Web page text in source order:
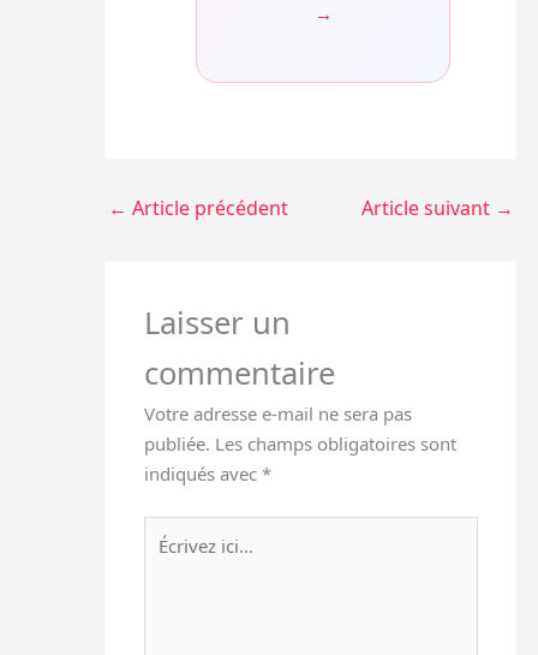
→
← Article précédent Article suivant →
Laisser un
commentaire
Votre adresse e-mail ne sera pas
publiée. Les champs obligatoires sont
indiqués avec*
Écrivez
ici…